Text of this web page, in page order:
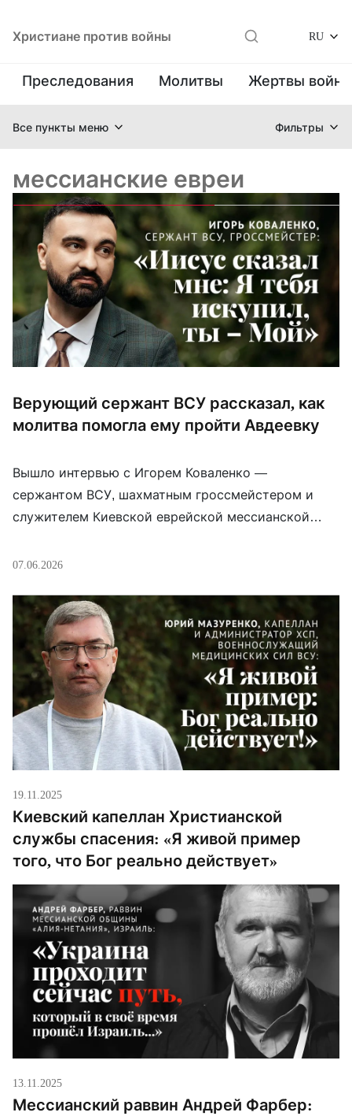
Христиане против войны RU
Преследования Молитвы Жертвы
Все пункты меню Фильтры
мессианские евреи
Верующий сержант ВСУ рассказал, как
молитва помогла ему пройти Авдеевку
Вышло интервью с Игорем Коваленко —
сержантом ВСУ, шахматным гроссмейстером и
служителем Киевской еврейской мессианской
почему оказался в мессианском движении, как
и армию. Главная часть разговора — о войне.
Коваленко говорит о службе на Авдеевском
направлении, молитве под обстрелами, усталости,
искушении ожесточиться и фразе, […]
07.06.2026
19.11.2025
Киевский капеллан Христианской
службы спасения: «Я живой пример
того, что Бог реально действует»
13.11.2025
Мессианский раввин Андрей Фарбер: